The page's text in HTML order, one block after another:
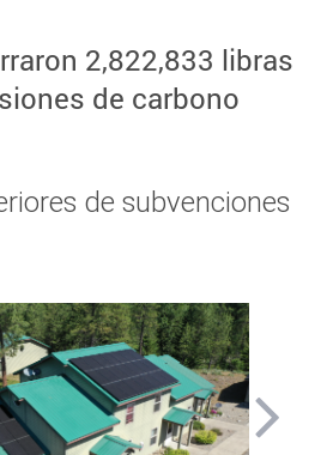
2,822,833 libras
de carbono
de subvenciones